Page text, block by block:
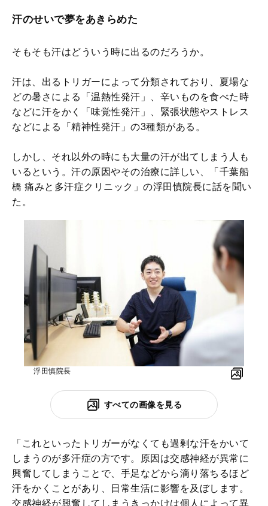
汗のせいで夢をあきらめた
そもそも汗はどういう時に出るのだろうか。
汗は、出るトリガーによって分類されており、夏場な
どの暑さによる「温熱性発汗」、辛いものを食べた時
などに汗をかく「味覚性発汗」、緊張状態やストレス
などによる「精神性発汗」の3種類がある。
しかし、それ以外の時にも大量の汗が出てしまう人も
いるという。汗の原因やその治療に詳しい、「千葉船
橋 痛みと多汗症クリニック」の浮田慎院長に話を聞い
た。
浮田慎院長
すべての画像を見る
「これといったトリガーがなくても過剰な汗をかいて
しまうのが多汗症の方です。原因は交感神経が異常に
興奮してしまうことで、手足などから滴り落ちるほど
汗をかくことがあり、日常生活に影響を及ぼします。
交感神経が興奮してしまうきっかけは個人によって異